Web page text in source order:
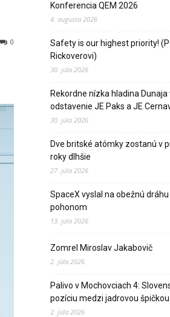
0
Konferencia QEM 2026
4. augusta 2026
Safety is our highest priority!
Rickoverovi)
30. júla 2026
Rekordne nízka hladina Dunaja
odstavenie JE Paks a JE
30. júla 2026
Dve britské atómky zostanú v
roky dlhšie
27. júla 2026
SpaceX vyslal na obežnú
pohonom
13. júla 2026
Zomrel Miroslav Jakabovič
2. júla 2026
Palivo v Mochovciach 4:
pozíciu medzi jadrovou
2. júla 2026